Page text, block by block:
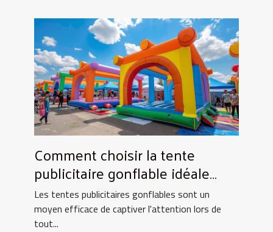
Comment choisir la tente
publicitaire gonflable idéale
pour vos événements
Les tentes publicitaires gonflables sont un
moyen efficace de captiver l'attention lors de
tout...